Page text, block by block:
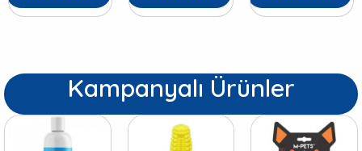
Kampanyalı Ürünler